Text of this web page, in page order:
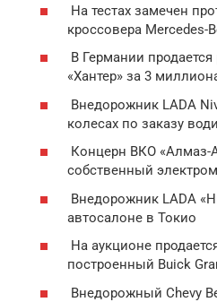
На тестах замечен
кроссовера Mercedes-
В Германии
«Хантер» за 3
Внедорожник LADA
колесах по заказу
Концерн ВКО «Алмаз-
собственный
Внедорожник LADA
автосалоне в Токио
На аукционе
построенный Buick
Внедорожный Chevy